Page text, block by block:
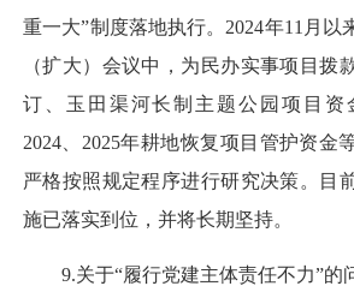
重一大”制度落地执行。2024年11月以
（扩大）会议中，为民办实事项目拨
订、玉田渠河长制主题公园项目资
2024、2025年耕地恢复项目管护资金
严格按照规定程序进行研究决策。目
施已落实到位，并将长期坚持。
9.关于“履行党建主体责任不力”的